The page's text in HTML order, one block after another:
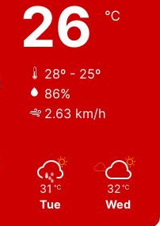
26 ℃
28º - 25º
86%
2.63 km/h
31 ℃
Tue
32 ℃
Wed